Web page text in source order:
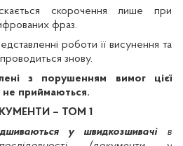
скорочення лише при
фраз.
роботи її висунення та
знову.
з порушенням вимог цієї
не приймаються.
– ТОМ 1
у швидкозшивачів